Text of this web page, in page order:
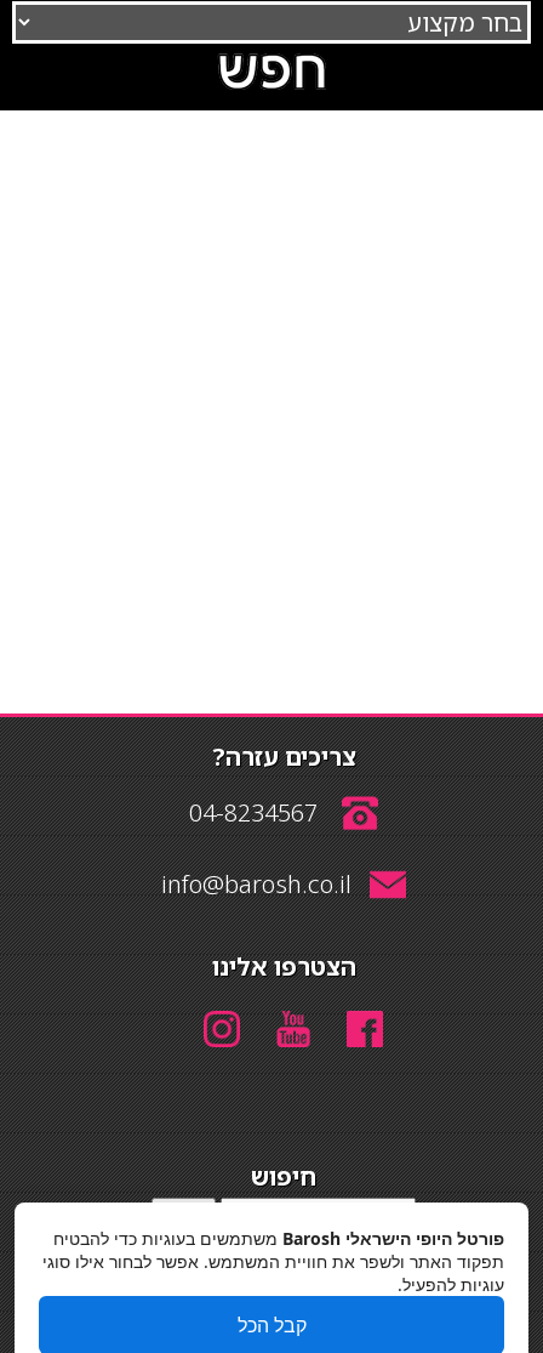
צריכים עזרה?
04-8234567
info@barosh.co.il
הצטרפו אלינו
חיפוש
מדיניות פרטיות
פורטל היופי הישראלי Barosh
משתמשים בעוגיות כדי להבטיח
תפקוד האתר ולשפר את חוויית המשתמש. אפשר לבחור אילו סוגי
עוגיות להפעיל.
קבל הכל